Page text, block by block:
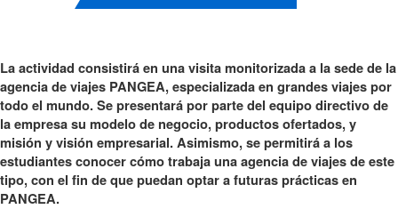
La actividad consistirá en una visita monitorizada a la sede de la
agencia de viajes PANGEA, especializada en grandes viajes por
todo el mundo. Se presentará por parte del equipo directivo de
la empresa su modelo de negocio, productos ofertados, y
misión y visión empresarial. Asimismo, se permitirá a los
estudiantes conocer cómo trabaja una agencia de viajes de este
tipo, con el fin de que puedan optar a futuras prácticas en
PANGEA.